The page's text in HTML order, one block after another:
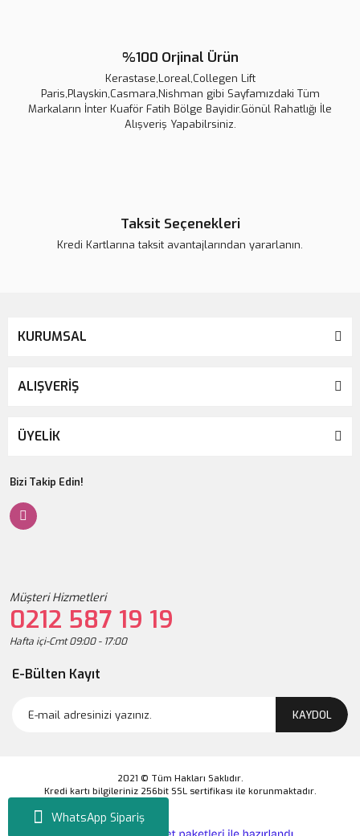
WhatsApp Sipariş
%100 Orjinal Ürün
Kerastase,Loreal,Collegen Lift
Paris,Playskin,Casmara,Nishman gibi Sayfamızdaki Tüm
Markaların İnter Kuaför Fatih Bölge Bayidir.Gönül Rahatlığı İle
Alışveriş Yapabilrsiniz.
Taksit Seçenekleri
Kredi Kartlarına taksit avantajlarından yararlanın.
KURUMSAL
ALIŞVERİŞ
ÜYELİK
Bizi Takip Edin!
Müşteri Hizmetleri
0212 587 19 19
Hafta içi-Cmt 09:00 - 17:00
E-Bülten Kayıt
KAYDOL
2021 © Tüm Hakları Saklıdır.
Kredi kartı bilgileriniz 256bit SSL sertifikası ile korunmaktadır.